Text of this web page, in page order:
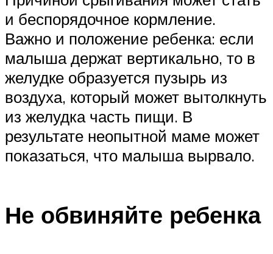
и беспорядочное кормление.
Важно и положение ребенка: если
малыша держат вертикально, то в
желудке образуется пузырь из
воздуха, который может вытолкнуть
из желудка часть пищи. В
результате неопытной маме может
показаться, что малыша вырвало.
Не обвиняйте ребенка